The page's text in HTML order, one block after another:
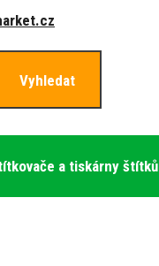
Vyhledat
a tiskárny štítků